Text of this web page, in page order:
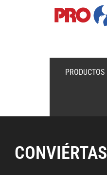
PRODUCTOS